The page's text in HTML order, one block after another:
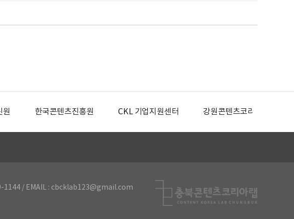
원 한국콘텐츠진흥원 CKL 기업지원센터 강원콘텐츠코리아랩
1144 / EMAIL : cbcklab123@gmail.com